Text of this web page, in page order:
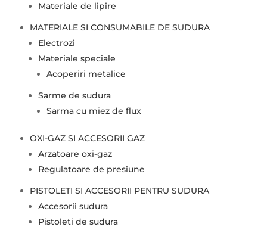
Materiale de lipire
MATERIALE SI CONSUMABILE DE SUDURA
Electrozi
Materiale speciale
Acoperiri metalice
Sarme de sudura
Sarma cu miez de flux
OXI-GAZ SI ACCESORII GAZ
Arzatoare oxi-gaz
Regulatoare de presiune
PISTOLETI SI ACCESORII PENTRU SUDURA
Accesorii sudura
Pistoleti de sudura